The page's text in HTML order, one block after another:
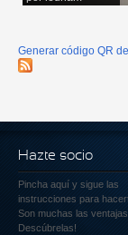
Generar código QR
Hazte socio
Pincha aquí y sigue las
instrucciones para
Son muchas las ventajas.
Descúbrelas!